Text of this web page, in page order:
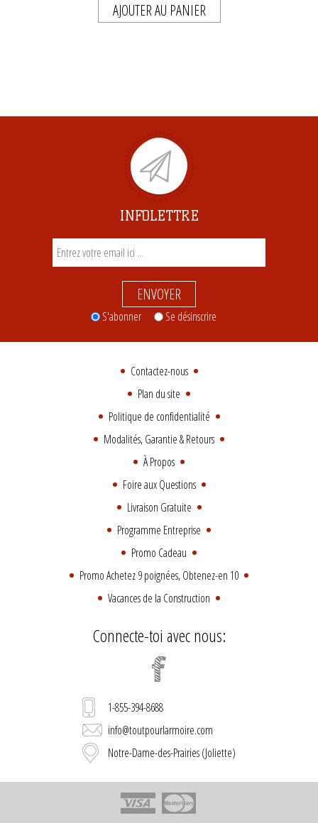
AJOUTER AU PANIER
INFOLETTRE
ENVOYER
S'abonner Se désinscrire
Contactez-nous
Plan du site
Politique de confidentialité
Modalités, Garantie & Retours
À Propos
Foire aux Questions
Livraison Gratuite
Programme Entreprise
Promo Cadeau
Promo Achetez 9 poignées, Obtenez-en 10
Vacances de la Construction
Connecte-toi avec nous:
1-855-394-8688
info@toutpourlarmoire.com
Notre-Dame-des-Prairies (Joliette)